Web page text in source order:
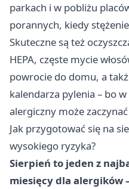
parkach i w pobliżu
porannych, kiedy
Skuteczne są też
HEPA, częste mycie
powrocie do domu, a
kalendarza pylenia – bo
alergiczny może
Jak przygotować się na
wysokiego ryzyka?
Sierpień to jeden z
miesięcy dla alergików